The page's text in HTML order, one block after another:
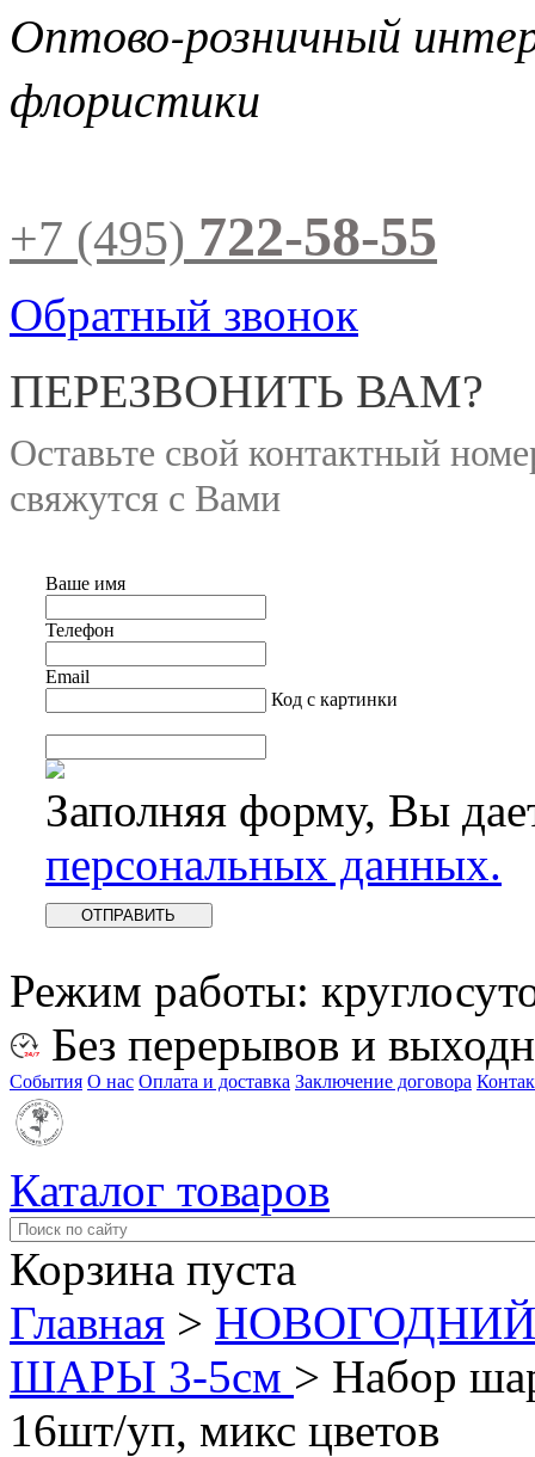
Оптово-розничный
флористики
+7 (495) 722-58-55
Обратный звонок
ПЕРЕЗВОНИТЬ ВАМ?
Оставьте свой контактный
свяжутся с Вами
Ваше имя
Телефон
Email
Код с картинки
Заполняя форму, Вы
персональных данных.
Режим работы:
Без перерывов и
События О нас Оплата и доставка Заключение договора
Каталог товаров
Корзина пуста
Главная >
ШАРЫ 3-5см > Набор
16шт/уп, микс цветов